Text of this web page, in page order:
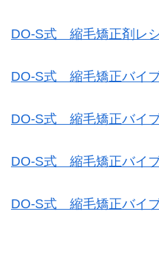
DO-S式 縮毛矯正剤レシ
DO-S式 縮毛矯正バイ
DO-S式 縮毛矯正バイ
DO-S式 縮毛矯正バイ
DO-S式 縮毛矯正バイ